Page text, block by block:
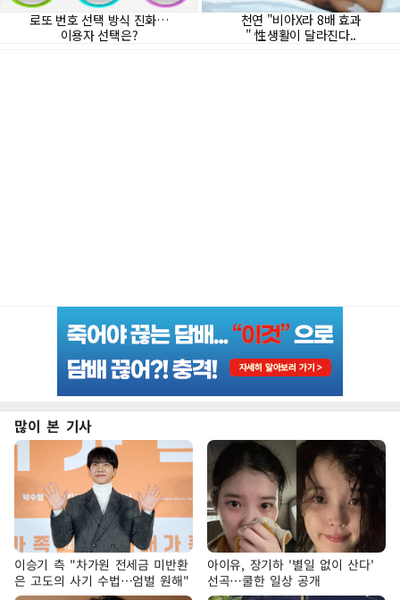
많이 본 기사
이승기 측 "차가원 전세금 미반환
은 고도의 사기 수법…엄벌 원해"
아이유, 장기하 '별일 없이 산다'
선곡…쿨한 일상 공개